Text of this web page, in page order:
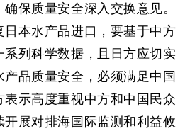
保质量安全深入交换意见。
日本水产品进口，要基于中方
列科学数据，且日方应切实
品质量安全，必须满足中国
示高度重视中方和中国民众
展对排海国际监测和利益攸